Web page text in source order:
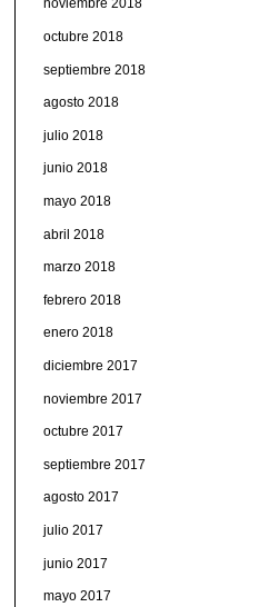
noviembre 2018
octubre 2018
septiembre 2018
agosto 2018
julio 2018
junio 2018
mayo 2018
abril 2018
marzo 2018
febrero 2018
enero 2018
diciembre 2017
noviembre 2017
octubre 2017
septiembre 2017
agosto 2017
julio 2017
junio 2017
mayo 2017